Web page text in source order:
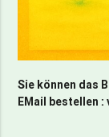
Sie können das
EMail bestellen